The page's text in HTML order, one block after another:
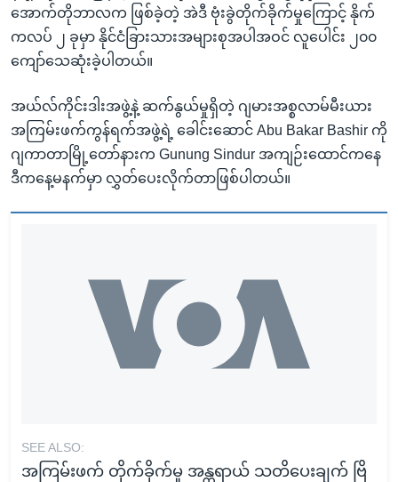
အောက်တိုဘာလက ဖြစ်ခဲ့တဲ့ အဲဒီ ဗုံးခွဲတိုက်ခိုက်မှုကြောင့် နိုက်
ကလပ် ၂ ခုမှာ နိုင်ငံခြားသားအများစုအပါအဝင် လူပေါင်း ၂၀၀
ကျော်သေဆုံးခဲ့ပါတယ်။
အယ်လ်ကိုင်းဒါးအဖွဲ့နဲ့ ဆက်နွယ်မှုရှိတဲ့ ဂျမားအစ္စလာမ်မီးယား
အကြမ်းဖက်ကွန်ရက်အဖွဲ့ရဲ့ ခေါင်းဆောင် Abu Bakar Bashir ကို
ဂျကာတာမြို့တော်နားက Gunung Sindur အကျဉ်းထောင်ကနေ
ဒီကနေ့မနက်မှာ လွှတ်ပေးလိုက်တာဖြစ်ပါတယ်။
SEE ALSO:
အကြမ်းဖက် တိုက်ခိုက်မှု အန္တရာယ် သတိပေးချက် ဗြိ